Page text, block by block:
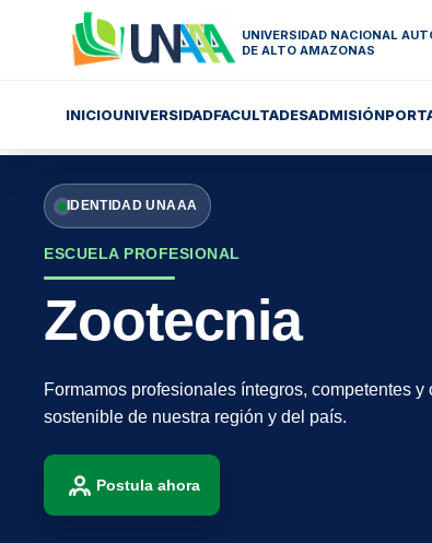
UNIVERSIDAD NACIONAL
DE ALTO AMAZONAS
INICIOUNIVERSIDADFACULTADESADMISIÓN
IDENTIDAD UNAAA
ESCUELA PROFESIONAL
Zootecnia
Formamos profesionales íntegros, competentes
sostenible de nuestra región y del país.
Postula ahora